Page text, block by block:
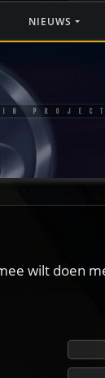
NIEUWS
wilt doen